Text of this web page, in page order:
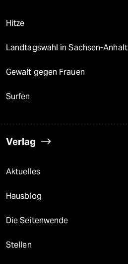
Hitze
Landtagswahl in Sachsen-Anhalt
Gewalt gegen Frauen
Surfen
Verlag
Aktuelles
Hausblog
Die Seitenwende
Stellen